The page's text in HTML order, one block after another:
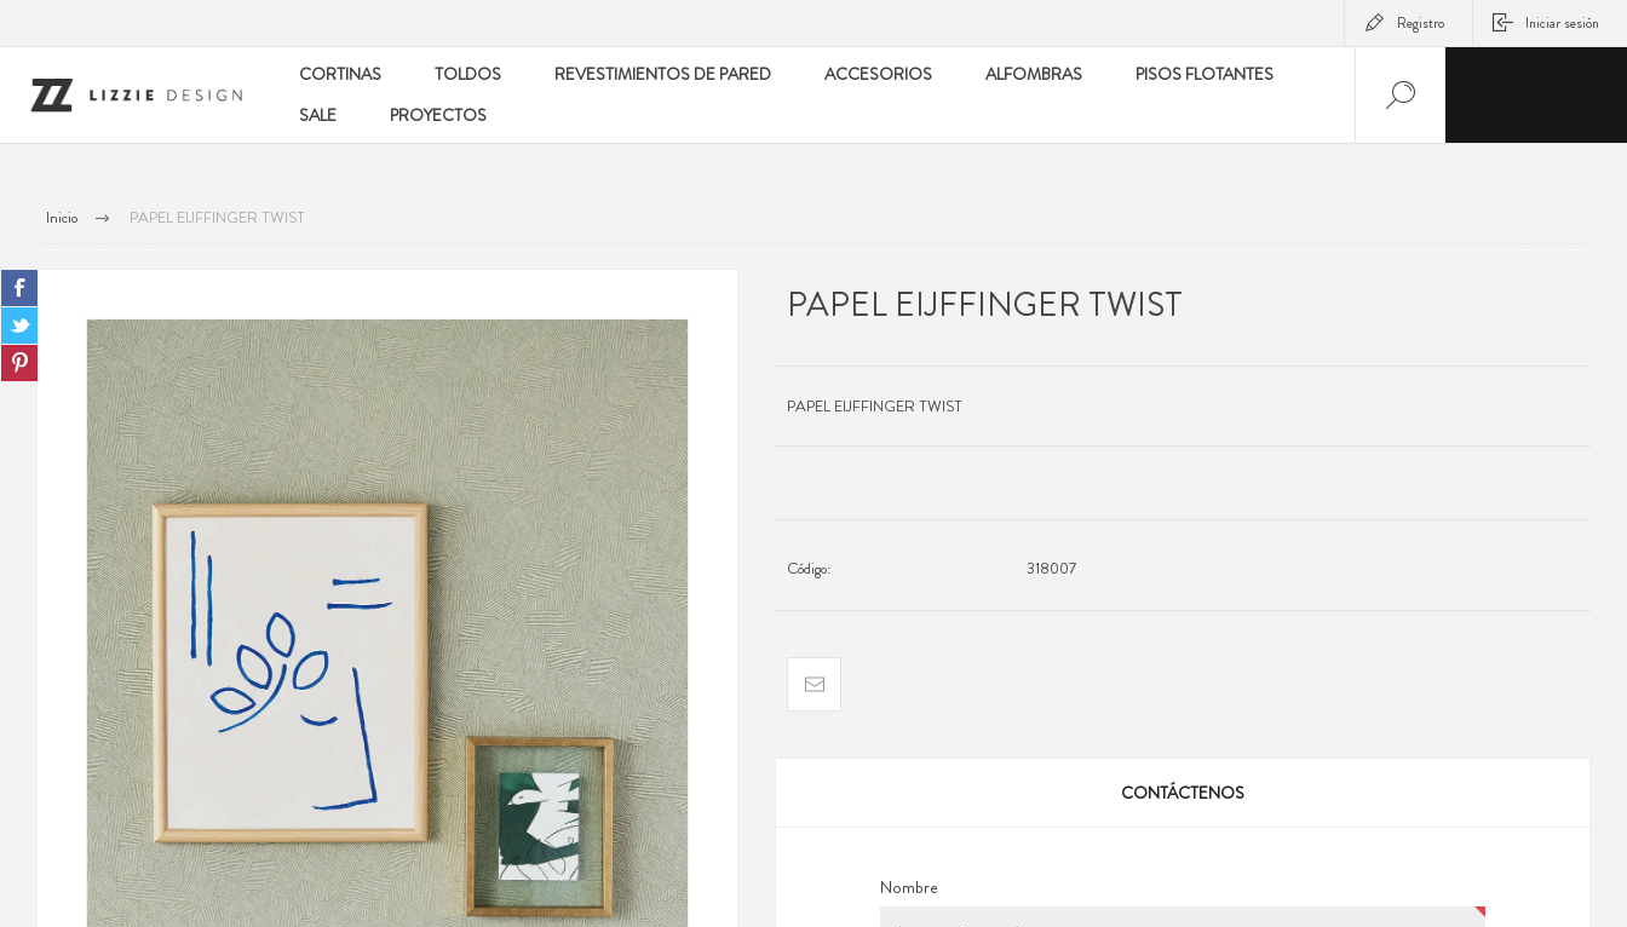
Registro Iniciar sesión
CORTINAS TOLDOS REVESTIMIENTOS DE PARED ACCESORIOS ALFOMBRAS
PISOS FLOTANTES
SALE
PROYECTOS
Inicio PAPEL EIJFFINGER TWIST
PAPEL EIJFFINGER TWIST
PAPEL EIJFFINGER TWIST
Código: 318007
CONTÁCTENOS
Nombre